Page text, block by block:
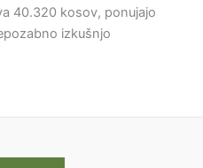
40.320 kosov, ponujajo
izkušnjo